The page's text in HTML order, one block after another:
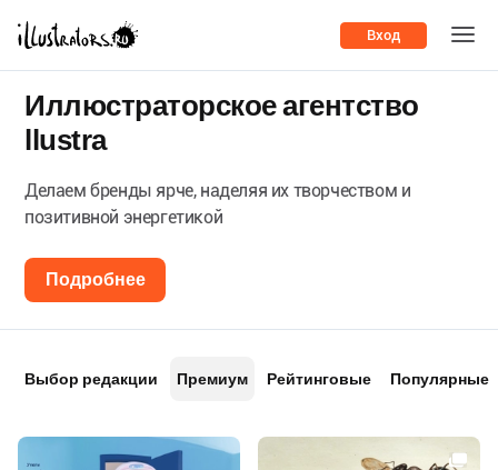
Вход
Иллюстраторское агентство
llustra
Делаем бренды ярче, наделяя их творчеством и
позитивной энергетикой
Подробнее
Выбор редакции Премиум Рейтинговые Популярные